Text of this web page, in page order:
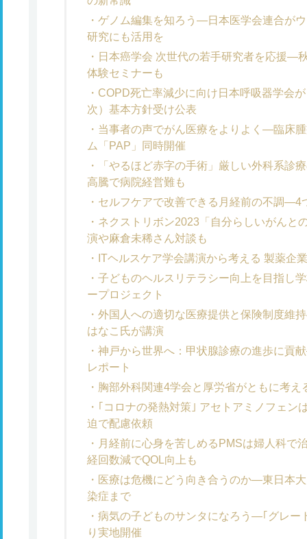
ゲノム編集を知ろう―日本医学会連合が
研究にも活用を
日本癌学会 次世代の若手研究者を応援―
体験セミナーも
COPD死亡率減少に向け日本呼吸器学会
次）基本方針受け公表
当事者の声でがん医療をよりよく―臨床
ム「PAP」同時開催
「やるほど赤字の手術」厳しい外科系診
高騰で病院経営難も
セルフケアで改善できる月経前の不調―4
ネクストリボン2023「自分らしいがんと
演や麻倉未稀さん対談も
ITヘルスケア学会講演から考える 製薬企
子どものヘルスリテラシー向上を目指し
ープロジェクト
外国人への適切な医療提供と保険制度維
はなこ氏が講演
神戸から世界へ：甲状腺診療の進歩に貢
レポート
胸部外科関連4学会と厚労省がともに考え
｢コロナの発熱対策｣ アセトアミノフェ
迫で配慮依頼
月経前に心身を苦しめるPMSは婦人科で
経回数減でQOL向上も
医療は危機にどう向き合うのか―東日本
染症まで
病気の子どものサンタになろう―｢グレー
り実地開催